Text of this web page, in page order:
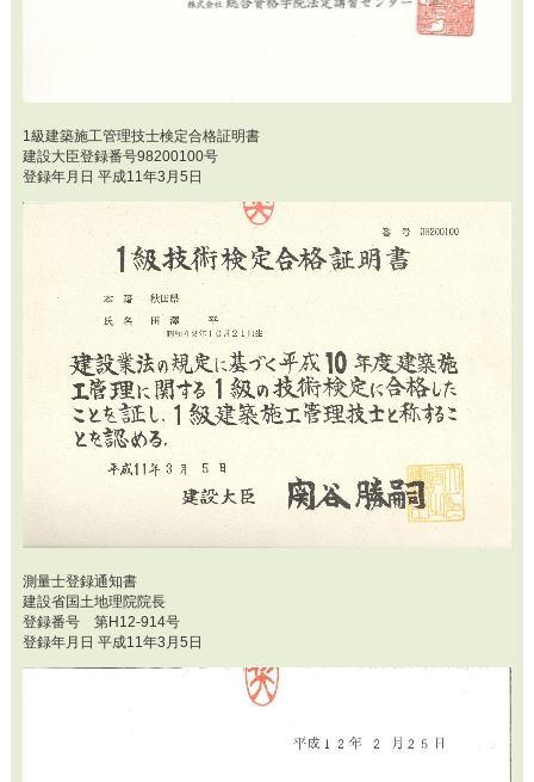
1級建築施工管理技士検定合格証明書
建設大臣登録番号98200100号
登録年月日 平成11年3月5日
測量士登録通知書
建設省国土地理院院長
登録番号 第H12-914号
登録年月日 平成11年3月5日